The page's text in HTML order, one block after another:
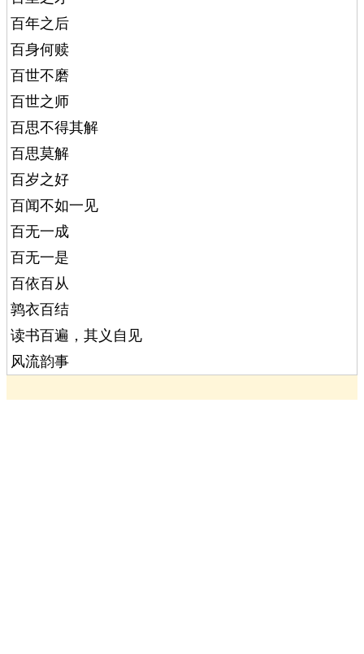
百年之后
百身何赎
百世不磨
百世之师
百思不得其解
百思莫解
百岁之好
百闻不如一见
百无一成
百无一是
百依百从
鹑衣百结
读书百遍，其义自见
风流韵事